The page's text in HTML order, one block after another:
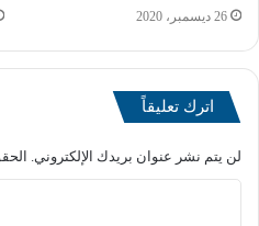
المجال.
26 ديسمبر، 2020
اترك تعليقاً
لن يتم نشر عنوان بريدك الإلكتروني.